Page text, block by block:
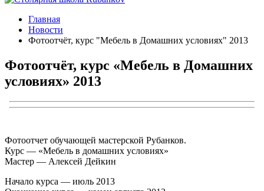
Главная
Новости
Фотоотчёт, курс "Мебель в Домашних условиях" 2013
Фотоотчёт, курс «Мебель в Домашних
условиях» 2013
Фотоотчет обучающей мастерской Рубанков.
Курс — «Мебель в домашних условиях»
Мастер — Алексей Дейкин
Начало курса — июль 2013